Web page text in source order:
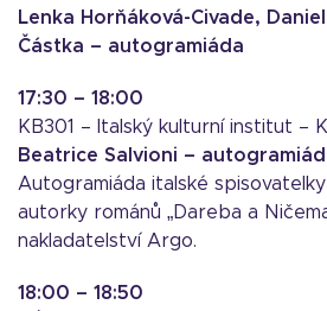
Lenka Horňáková-Civade,
Částka – autogramiáda
17:30 – 18:00
KB301 – Italský kulturní institut –
Beatrice Salvioni –
Autogramiáda italské
autorky románů „Dareba a
nakladatelství Argo.
18:00 – 18:50